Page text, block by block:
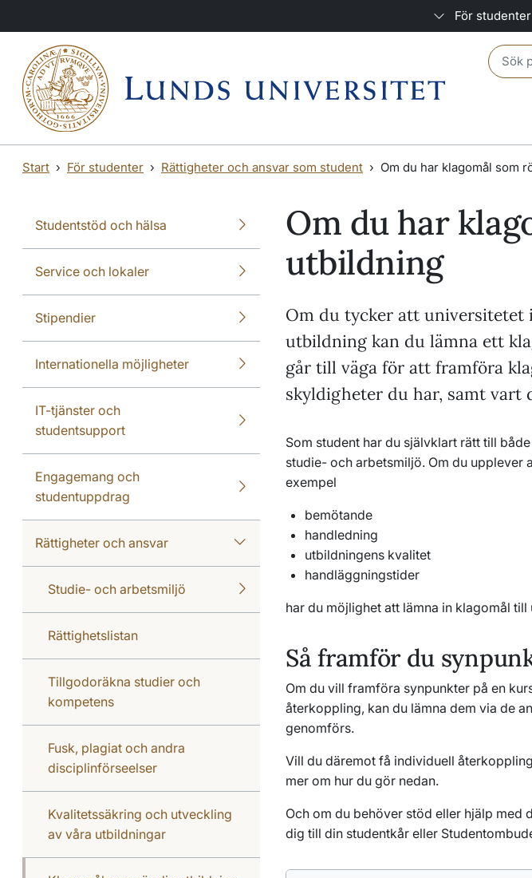
För studenter
Start För studenter Rättigheter och ansvar som student Om du har klagomål som
Studentstöd och hälsa
Service och lokaler
Stipendier
Internationella möjligheter
IT-tjänster och
studentsupport
Engagemang och
studentuppdrag
Rättigheter och ansvar
Studie- och arbetsmiljö
Rättighetslistan
Tillgodoräkna studier och
kompetens
Fusk, plagiat och andra
disciplinförseelser
Kvalitetssäkring och utveckling
av våra utbildningar
Om du har
utbildning
Om du tycker att
utbildning kan du lämna ett
går till väga för att framföra
skyldigheter du har, samt vart
Som student har du självklart rätt till
studie- och arbetsmiljö. Om du upplever
exempel
bemötande
handledning
utbildningens kvalitet
handläggningstider
har du möjlighet att lämna in klagomål till
Så framför du
Om du vill framföra synpunkter på en
återkoppling, kan du lämna dem via de
genomförs.
Vill du däremot få individuell
mer om hur du gör nedan.
Och om du behöver stöd eller hjälp med
dig till din studentkår eller